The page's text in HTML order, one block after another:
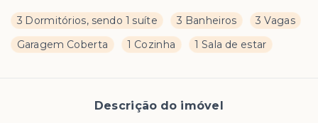
3 Dormitórios, sendo 1 suíte 3 Banheiros
3 Vagas
Garagem Coberta
1 Cozinha 1 Sala de estar
Descrição do imóvel